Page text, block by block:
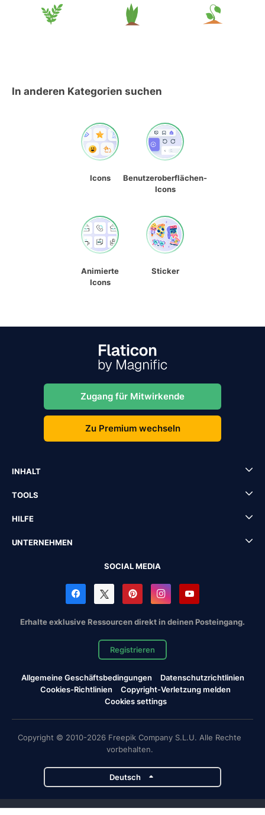
In anderen Kategorien suchen
Icons
Benutzeroberflächen-
Icons
Animierte
Icons
Sticker
Zugang für Mitwirkende
Zu Premium wechseln
INHALT
TOOLS
HILFE
UNTERNEHMEN
SOCIAL MEDIA
Erhalte exklusive Ressourcen direkt in deinen Posteingang.
Registrieren
Allgemeine Geschäftsbedingungen
Datenschutzrichtlinien
Cookies-Richtlinien
Copyright-Verletzung melden
Cookies settings
Copyright © 2010-2026 Freepik Company S.L.U. Alle Rechte
vorbehalten.
Deutsch